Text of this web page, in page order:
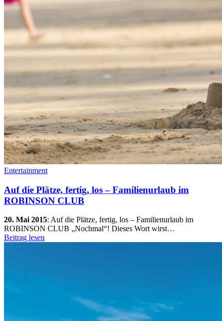
Entertainment
Auf die Plätze, fertig, los – Familienurlaub im
ROBINSON CLUB
20. Mai 2015: Auf die Plätze, fertig, los – Familienurlaub im
ROBINSON CLUB „Nochmal“! Dieses Wort wirst…
Beitrag lesen